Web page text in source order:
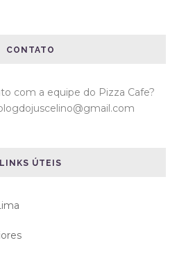
CONTATO
com a equipe do Pizza Cafe?
LINKS ÚTEIS